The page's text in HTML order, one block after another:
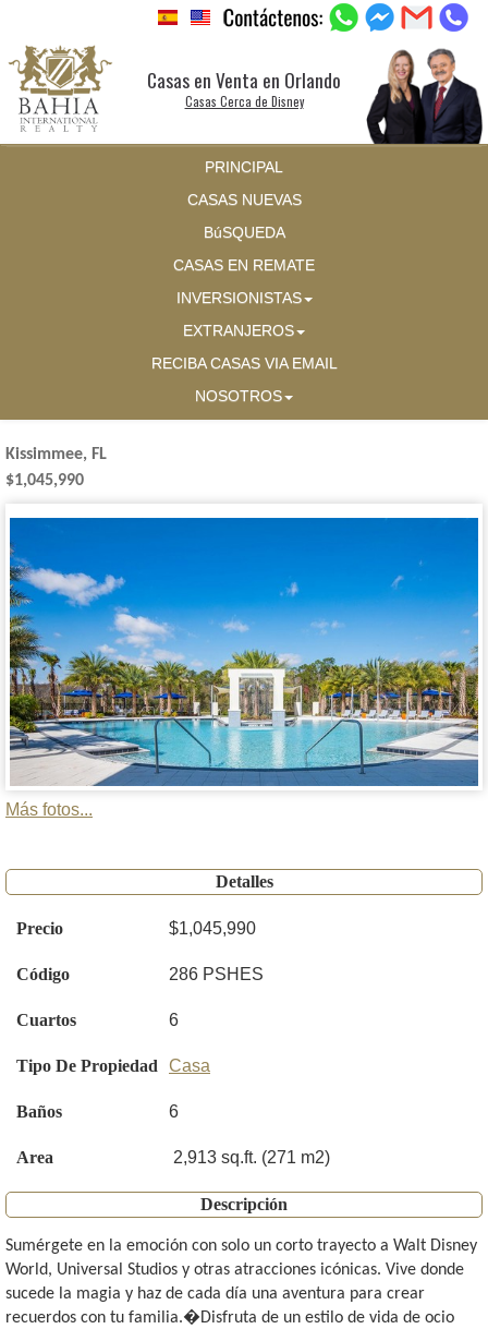
Casas en Venta en Orlando
Casas Cerca de Disney
PRINCIPAL
CASAS NUEVAS
BúSQUEDA
CASAS EN REMATE
INVERSIONISTAS
EXTRANJEROS
RECIBA CASAS VIA EMAIL
NOSOTROS
Kissimmee, FL
$1,045,990
Más fotos...
Detalles
Precio $1,045,990
Código 286 PSHES
Cuartos 6
Tipo De Propiedad Casa
Baños 6
Area 2,913 sq.ft. (271 m2)
Descripción
Sumérgete en la emoción con solo un corto trayecto a Walt Disney
World, Universal Studios y otras atracciones icónicas. Vive donde
sucede la magia y haz de cada día una aventura para crear
recuerdos con tu familia.�Disfruta de un estilo de vida de ocio